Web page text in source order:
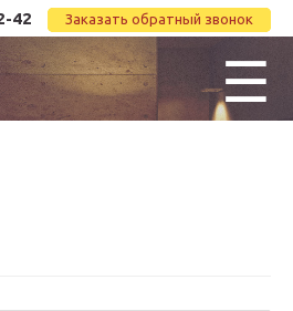
Заказать обратный звонок
42
☰